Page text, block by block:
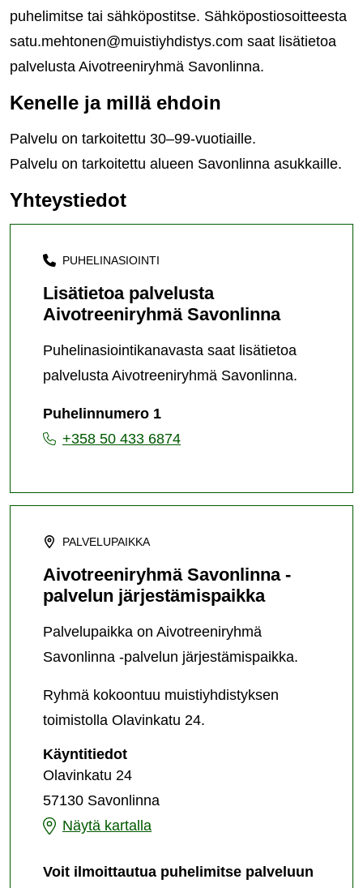
puhelimitse tai sähköpostitse. Sähköpostiosoitteesta
satu.mehtonen@muistiyhdistys.com saat lisätietoa
palvelusta Aivotreeniryhmä Savonlinna.
Kenelle ja millä ehdoin
Palvelu on tarkoitettu 30–99-vuotiaille.
Palvelu on tarkoitettu alueen Savonlinna asukkaille.
Yhteystiedot
PUHELINASIOINTI
Lisätietoa palvelusta
Aivotreeniryhmä Savonlinna
Puhelinasiointikanavasta saat lisätietoa
palvelusta Aivotreeniryhmä Savonlinna.
Puhelinnumero 1
+358 50 433 6874
PALVELUPAIKKA
Aivotreeniryhmä Savonlinna -
palvelun järjestämispaikka
Palvelupaikka on Aivotreeniryhmä
Savonlinna -palvelun järjestämispaikka.
Ryhmä kokoontuu muistiyhdistyksen
toimistolla Olavinkatu 24.
KäyntitiedotAivotreeniryhmä
Savonlinna
palvelun
järjestämispaikka
Olavinkatu 24
57130 Savonlinna
Näytä kartalla
Aivotreeniryhmä
-
Voit ilmoittautua puhelimitse palveluun